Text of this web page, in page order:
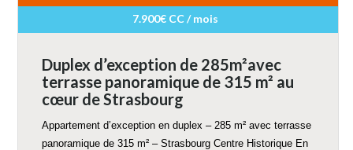
7.900€ CC / mois
Duplex d’exception de 285m²avec
terrasse panoramique de 315 m² au
cœur de Strasbourg
Appartement d’exception en duplex – 285 m² avec terrasse
panoramique de 315 m² – Strasbourg Centre Historique En